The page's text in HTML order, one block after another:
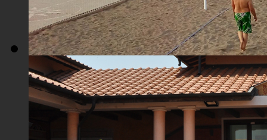
Плажа "Топољар" - Терени на песку